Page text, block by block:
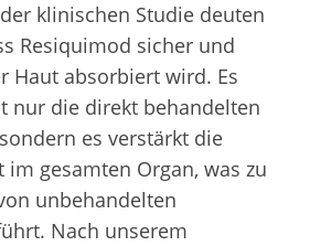
klinischen Studie deuten
Resiquimod sicher und
Haut absorbiert wird. Es
nur die direkt behandelten
es verstärkt die
gesamten Organ, was zu
unbehandelten
Nach unserem